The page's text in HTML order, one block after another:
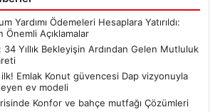
Yardımı Ödemeleri Hesaplara Yatırıldı:
Önemli Açıklamalar
Yıllık Bekleyişin Ardından Gelen Mutluluk
ilk! Emlak Konut güvencesi Dap vizyonuyla
ev modeli
Konfor ve bahçe mutfağı Çözümleri